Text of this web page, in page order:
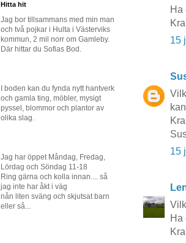
Ha
15
15
Ha
Hitta hit
Jag bor tillsammans med min man
och två pojkar i Hulta i Västerviks
kommun, 2 mil norr om Gamleby.
Där hittar du Sofias Bod.
I boden kan du fynda nytt hantverk
och gamla ting, möbler, mysigt
pyssel, blommor och plantor av
olika slag.
Jag har öppet Måndag, Fredag,
Lördag och Söndag 11-18
Ring gärna och kolla innan.... så
jag inte har åkt i väg
nån liten sväng och skjutsat barn
eller så...